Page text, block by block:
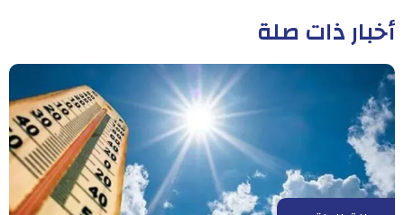
أخبار ذات صلة